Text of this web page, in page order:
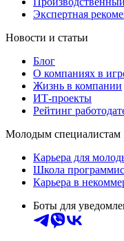
Экспертная
Новости и статьи
Блог
О компаниях в
Жизнь в компании
ИТ-проекты
Рейтинг
Молодым специалистам
Карьера для
Школа
Карьера в
Боты для